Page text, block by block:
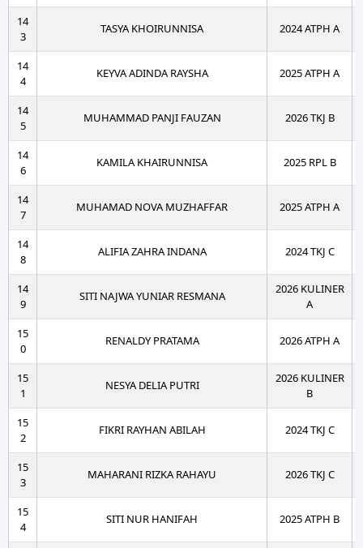
14
3
TASYA KHOIRUNNISA 2024 ATPH A
14
4
KEYVA ADINDA RAYSHA 2025 ATPH A
14
5
MUHAMMAD PANJI FAUZAN 2026 TKJ B
14
6
KAMILA KHAIRUNNISA 2025 RPL B
14
7
MUHAMAD NOVA MUZHAFFAR 2025 ATPH A
14
8
ALIFIA ZAHRA INDANA 2024 TKJ C
14
9
SITI NAJWA YUNIAR RESMANA
2026 KULINER
A
15
0
RENALDY PRATAMA 2026 ATPH A
15
1
NESYA DELIA PUTRI
2026 KULINER
B
15
2
FIKRI RAYHAN ABILAH 2024 TKJ C
15
3
MAHARANI RIZKA RAHAYU 2026 TKJ C
15
4
SITI NUR HANIFAH 2025 ATPH B